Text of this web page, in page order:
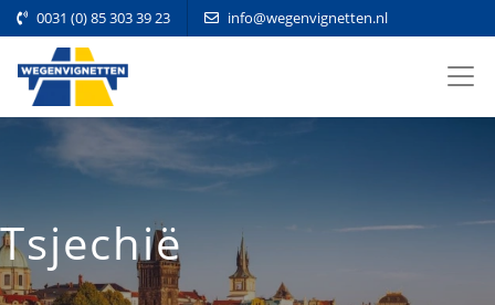
0031 (0) 85 303 39 23 info@wegenvignetten.nl
Tsjechië